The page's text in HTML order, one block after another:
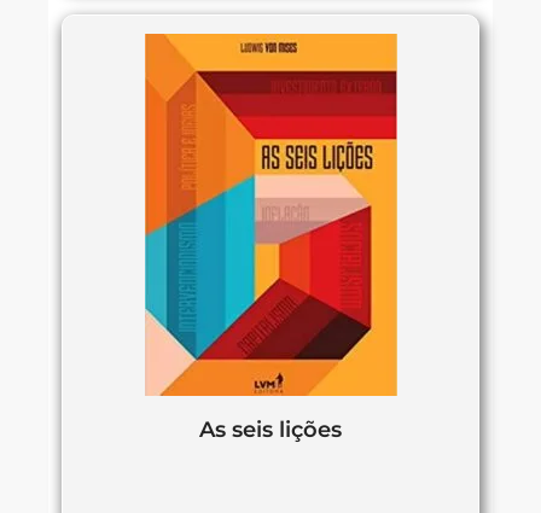
As seis lições